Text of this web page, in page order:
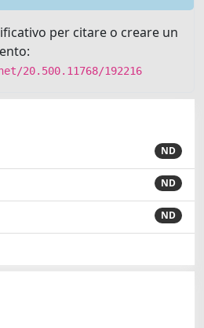
per citare o creare un
20.500.11768/192216
ND
ND
ND